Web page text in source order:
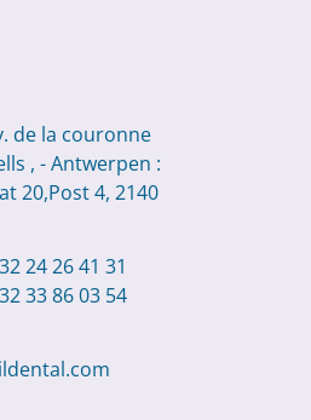
de la couronne
, - Antwerpen :
20,Post 4, 2140
24 26 41 31
33 86 03 54